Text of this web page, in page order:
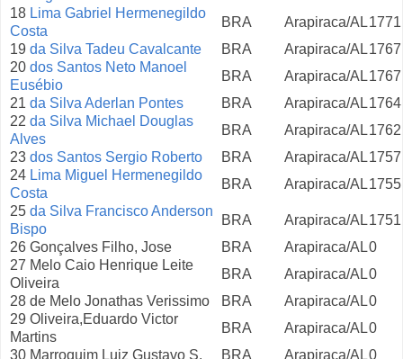
18 Lima Gabriel Hermenegildo
Costa
BRA Arapiraca/AL1771
19 da Silva Tadeu Cavalcante BRA Arapiraca/AL1767
20 dos Santos Neto Manoel
Eusébio
BRA Arapiraca/AL1767
21 da Silva Aderlan Pontes BRA Arapiraca/AL1764
22 da Silva Michael Douglas
Alves
BRA Arapiraca/AL1762
23 dos Santos Sergio Roberto BRA Arapiraca/AL1757
24 Lima Miguel Hermenegildo
Costa
BRA Arapiraca/AL1755
25 da Silva Francisco Anderson
Bispo
BRA Arapiraca/AL1751
26 Gonçalves Filho, Jose
BRA Arapiraca/AL0
27 Melo Caio Henrique Leite
Oliveira
BRA Arapiraca/AL0
28 de Melo Jonathas Verissimo
BRA Arapiraca/AL0
29 Oliveira,Eduardo Victor
Martins
BRA Arapiraca/AL0
30 Marroquim Luiz Gustavo S.
BRA Arapiraca/AL0